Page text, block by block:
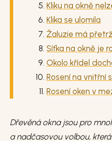
Kliku na okně
Klika se ulomila
Žaluzie má
Síťka na okně je
Okolo křídel
Rosení na vnitřní
Rosení oken v
Dřevěná okna jsou pro
a nadčasovou volbou,